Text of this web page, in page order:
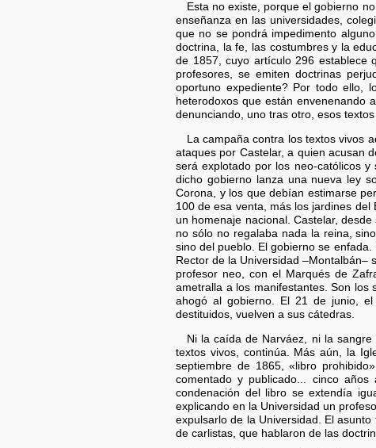
Esta no existe, porque el gobierno
enseñanza en las universidades,
que no se pondrá impedimento
doctrina, la fe, las costumbres y la
de 1857, cuyo artículo 296 establece
profesores, se emiten doctrinas
oportuno expediente? Por todo ello,
heterodoxos que están envenenando
denunciando, uno tras otro, esos
La campaña contra los textos vivos
ataques por Castelar, a quien acusan
será explotado por los neo-católicos
dicho gobierno lanza una nueva ley
Corona, y los que debían estimarse
100 de esa venta, más los jardines
un homenaje nacional. Castelar, desde
no sólo no regalaba nada la reina,
sino del pueblo. El gobierno se
Rector de la Universidad –Montalbán–
profesor neo, con el Marqués de
ametralla a los manifestantes. Son los
ahogó al gobierno. El 21 de junio,
destituidos, vuelven a sus cátedras.
Ni la caída de Narváez, ni la
textos vivos, continúa. Más aún, la
septiembre de 1865, «libro
comentado y publicado... cinco
condenación del libro se extendía
explicando en la Universidad un
expulsarlo de la Universidad. El
de carlistas, que hablaron de las